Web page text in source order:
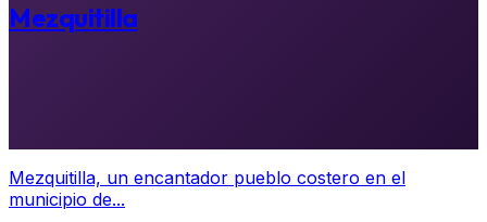
Mezquitilla
Mezquitilla, un encantador pueblo costero en el
municipio de...